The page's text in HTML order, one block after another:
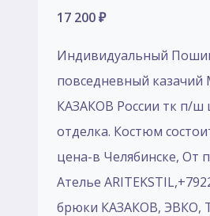
17 200₽
Индивидуальный
повседневный казачий
КАЗАКОВ России тк п/ш
отделка. Костюм
цена-в Челябинске, От
Ателье
брюки КАЗАКОВ, ЭВКО,